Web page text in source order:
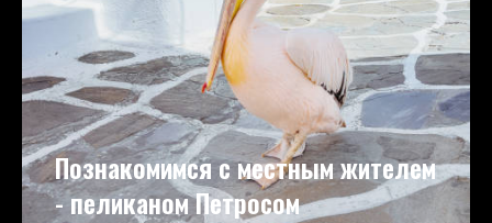
Познакомимся с местным жителем
- пеликаном Петросом